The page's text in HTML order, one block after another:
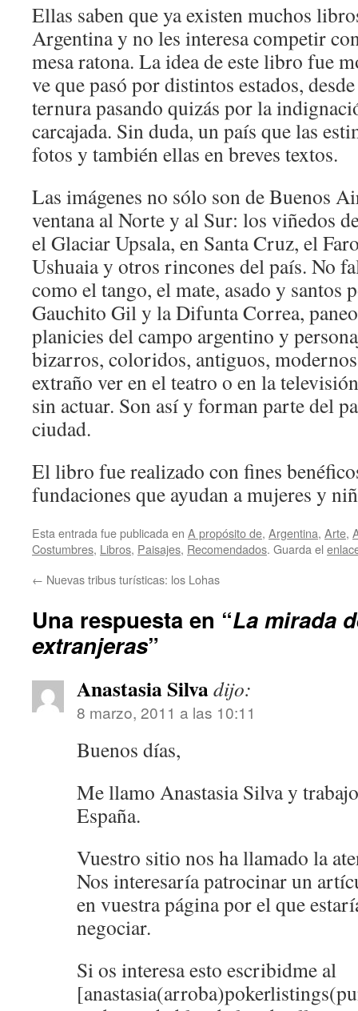
Ellas saben que ya existen muchos
Argentina y no les interesa competir
mesa ratona. La idea de este libro fue
ve que pasó por distintos estados,
ternura pasando quizás por la
carcajada. Sin duda, un país que las
fotos y también ellas en breves textos.
Las imágenes no sólo son de Buenos
ventana al Norte y al Sur: los viñedos
el Glaciar Upsala, en Santa Cruz, el
Ushuaia y otros rincones del país. No
como el tango, el mate, asado y santos
Gauchito Gil y la Difunta Correa,
planicies del campo argentino y
bizarros, coloridos, antiguos,
extraño ver en el teatro o en la
sin actuar. Son así y forman parte del
ciudad.
El libro fue realizado con fines
fundaciones que ayudan a mujeres y
Esta entrada fue publicada en A propósito de, Argentina, Arte,
Costumbres, Libros, Paisajes, Recomendados. Guarda el
← Nuevas tribus turísticas: los Lohas
Una respuesta en “La mirada
extranjeras”
Anastasia Silvadijo:
8 marzo, 2011 a las 10:11
Buenos días,
Me llamo Anastasia Silva y
España.
Vuestro sitio nos ha llamado la
Nos interesaría patrocinar un
en vuestra página por el que
negociar.
Si os interesa esto escribidme al